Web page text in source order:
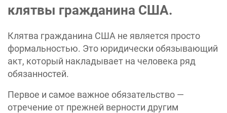
клятвы гражданина США.
Клятва гражданина США не является просто
формальностью. Это юридически обязывающий
акт, который накладывает на человека ряд
обязанностей.
Первое и самое важное обязательство —
отречение от прежней верности другим